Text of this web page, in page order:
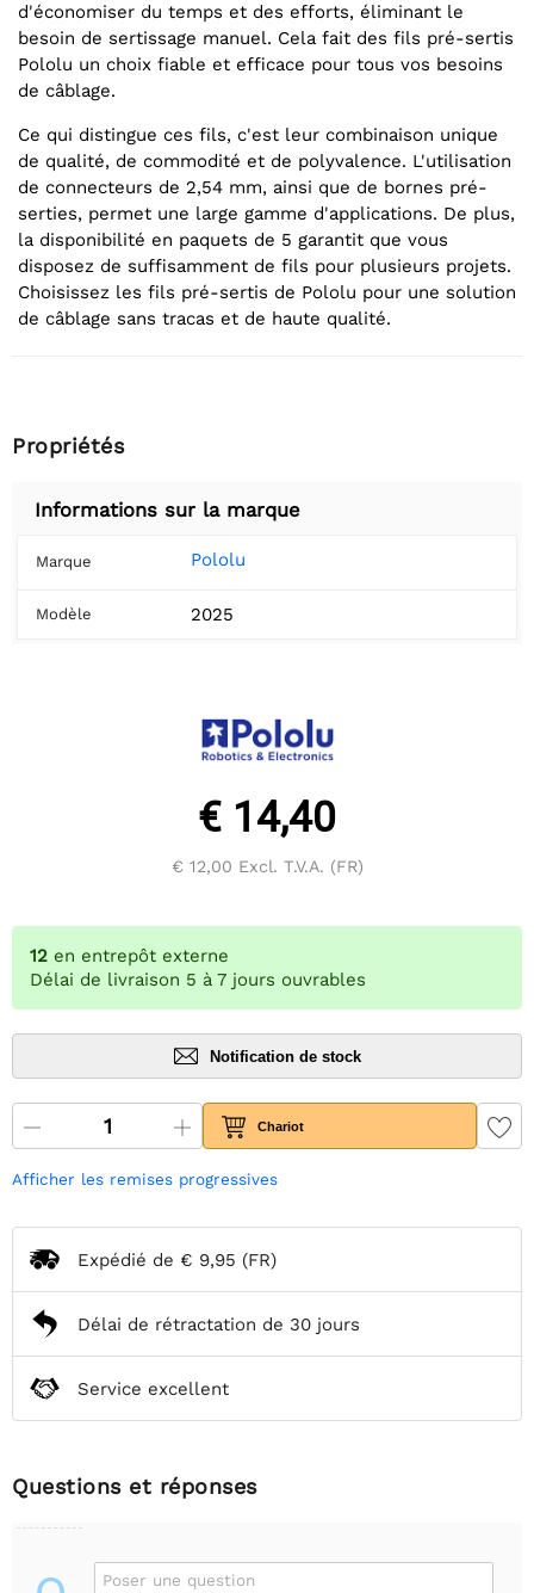
d'économiser du temps et des efforts, éliminant le
besoin de sertissage manuel. Cela fait des fils pré-sertis
Pololu un choix fiable et efficace pour tous vos besoins
de câblage.
Ce qui distingue ces fils, c'est leur combinaison unique
de qualité, de commodité et de polyvalence. L'utilisation
de connecteurs de 2,54 mm, ainsi que de bornes pré-
serties, permet une large gamme d'applications. De plus,
la disponibilité en paquets de 5 garantit que vous
disposez de suffisamment de fils pour plusieurs projets.
Choisissez les fils pré-sertis de Pololu pour une solution
de câblage sans tracas et de haute qualité.
Propriétés
Informations sur la marque
Marque Pololu
Modèle 2025
€ 14,40
€ 12,00 Excl. T.V.A. (FR)
12 en entrepôt externe
Délai de livraison 5 à 7 jours ouvrables
Notification de stock
Chariot
Afficher les remises progressives
Expédié de € 9,95 (FR)
Délai de rétractation de 30 jours
Service excellent
Questions et réponses
Poser une question